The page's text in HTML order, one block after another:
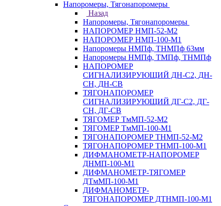
Напоромеры, Тягонапоромеры
Назад
Напоромеры, Тягонапоромеры
НАПОРОМЕР НМП-52-М2
НАПОРОМЕР НМП-100-М1
Напоромеры НМПф, ТНМПф 63мм
Напоромеры НМПф, ТМПф, ТНМПф
НАПОРОМЕР
СИГНАЛИЗИРУЮЩИЙ ДН-С2, ДН-
СН, ДН-СВ
ТЯГОНАПОРОМЕР
СИГНАЛИЗИРУЮЩИЙ ДГ-С2, ДГ-
СН, ДГ-СВ
ТЯГОМЕР ТмМП-52-М2
ТЯГОМЕР ТмМП-100-М1
ТЯГОНАПОРОМЕР ТНМП-52-М2
ТЯГОНАПОРОМЕР ТНМП-100-М1
ДИФМАНОМЕТР-НАПОРОМЕР
ДНМП-100-М1
ДИФМАНОМЕТР-ТЯГОМЕР
ДТмМП-100-М1
ДИФМАНОМЕТР-
ТЯГОНАПОРОМЕР ДТНМП-100-М1